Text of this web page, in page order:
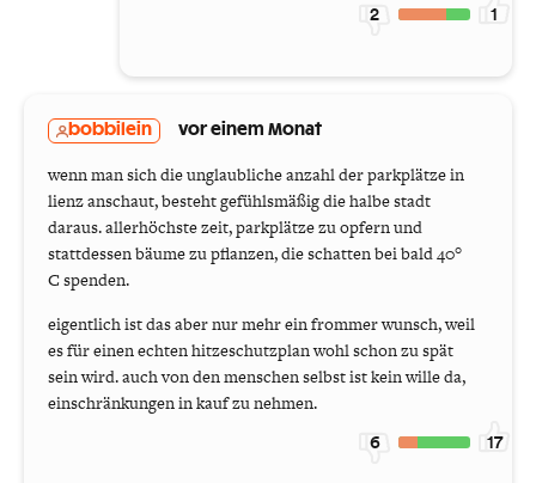
2 1
bobbilein vor einem Monat
wenn man sich die unglaubliche anzahl der parkplätze in
lienz anschaut, besteht gefühlsmäßig die halbe stadt
daraus. allerhöchste zeit, parkplätze zu opfern und
stattdessen bäume zu pflanzen, die schatten bei bald 40°
C spenden.
eigentlich ist das aber nur mehr ein frommer wunsch, weil
es für einen echten hitzeschutzplan wohl schon zu spät
sein wird. auch von den menschen selbst ist kein wille da,
einschränkungen in kauf zu nehmen.
6 17